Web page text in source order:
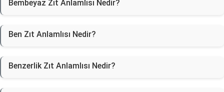
Bembeyaz Zıt Anlamlısı Nedir?
Ben Zıt Anlamlısı Nedir?
Benzerlik Zıt Anlamlısı Nedir?